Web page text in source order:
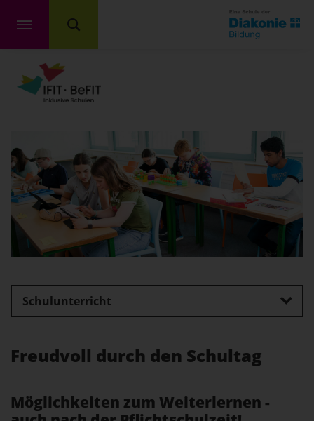
Schulunterricht
Freudvoll durch den Schultag
Möglichkeiten zum Weiterlernen -